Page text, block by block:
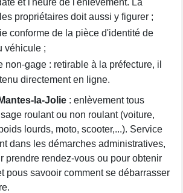
propriétaires doit aussi y figurer ;
conforme de la pièce d'identité de
véhicule ;
non-gage : retirable à la préfecture, il
directement en ligne.
la-Jolie : enlèvement tous
roulant ou non roulant (voiture,
lourds, moto, scooter,...). Service
dans les démarches administratives,
prendre rendez-vous ou pour obtenir
pous savooir comment se débarrasser